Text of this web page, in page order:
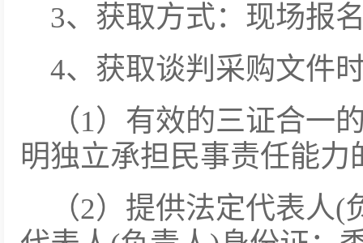
3、获取方式：现场报
4、获取谈判采购文件
（1）有效的三证合一
明独立承担民事责任能力
（2）提供法定代表人